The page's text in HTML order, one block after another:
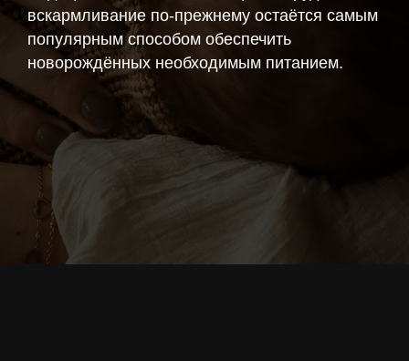
вскармливание по-прежнему остаётся самым
популярным способом обеспечить
новорождённых необходимым питанием.